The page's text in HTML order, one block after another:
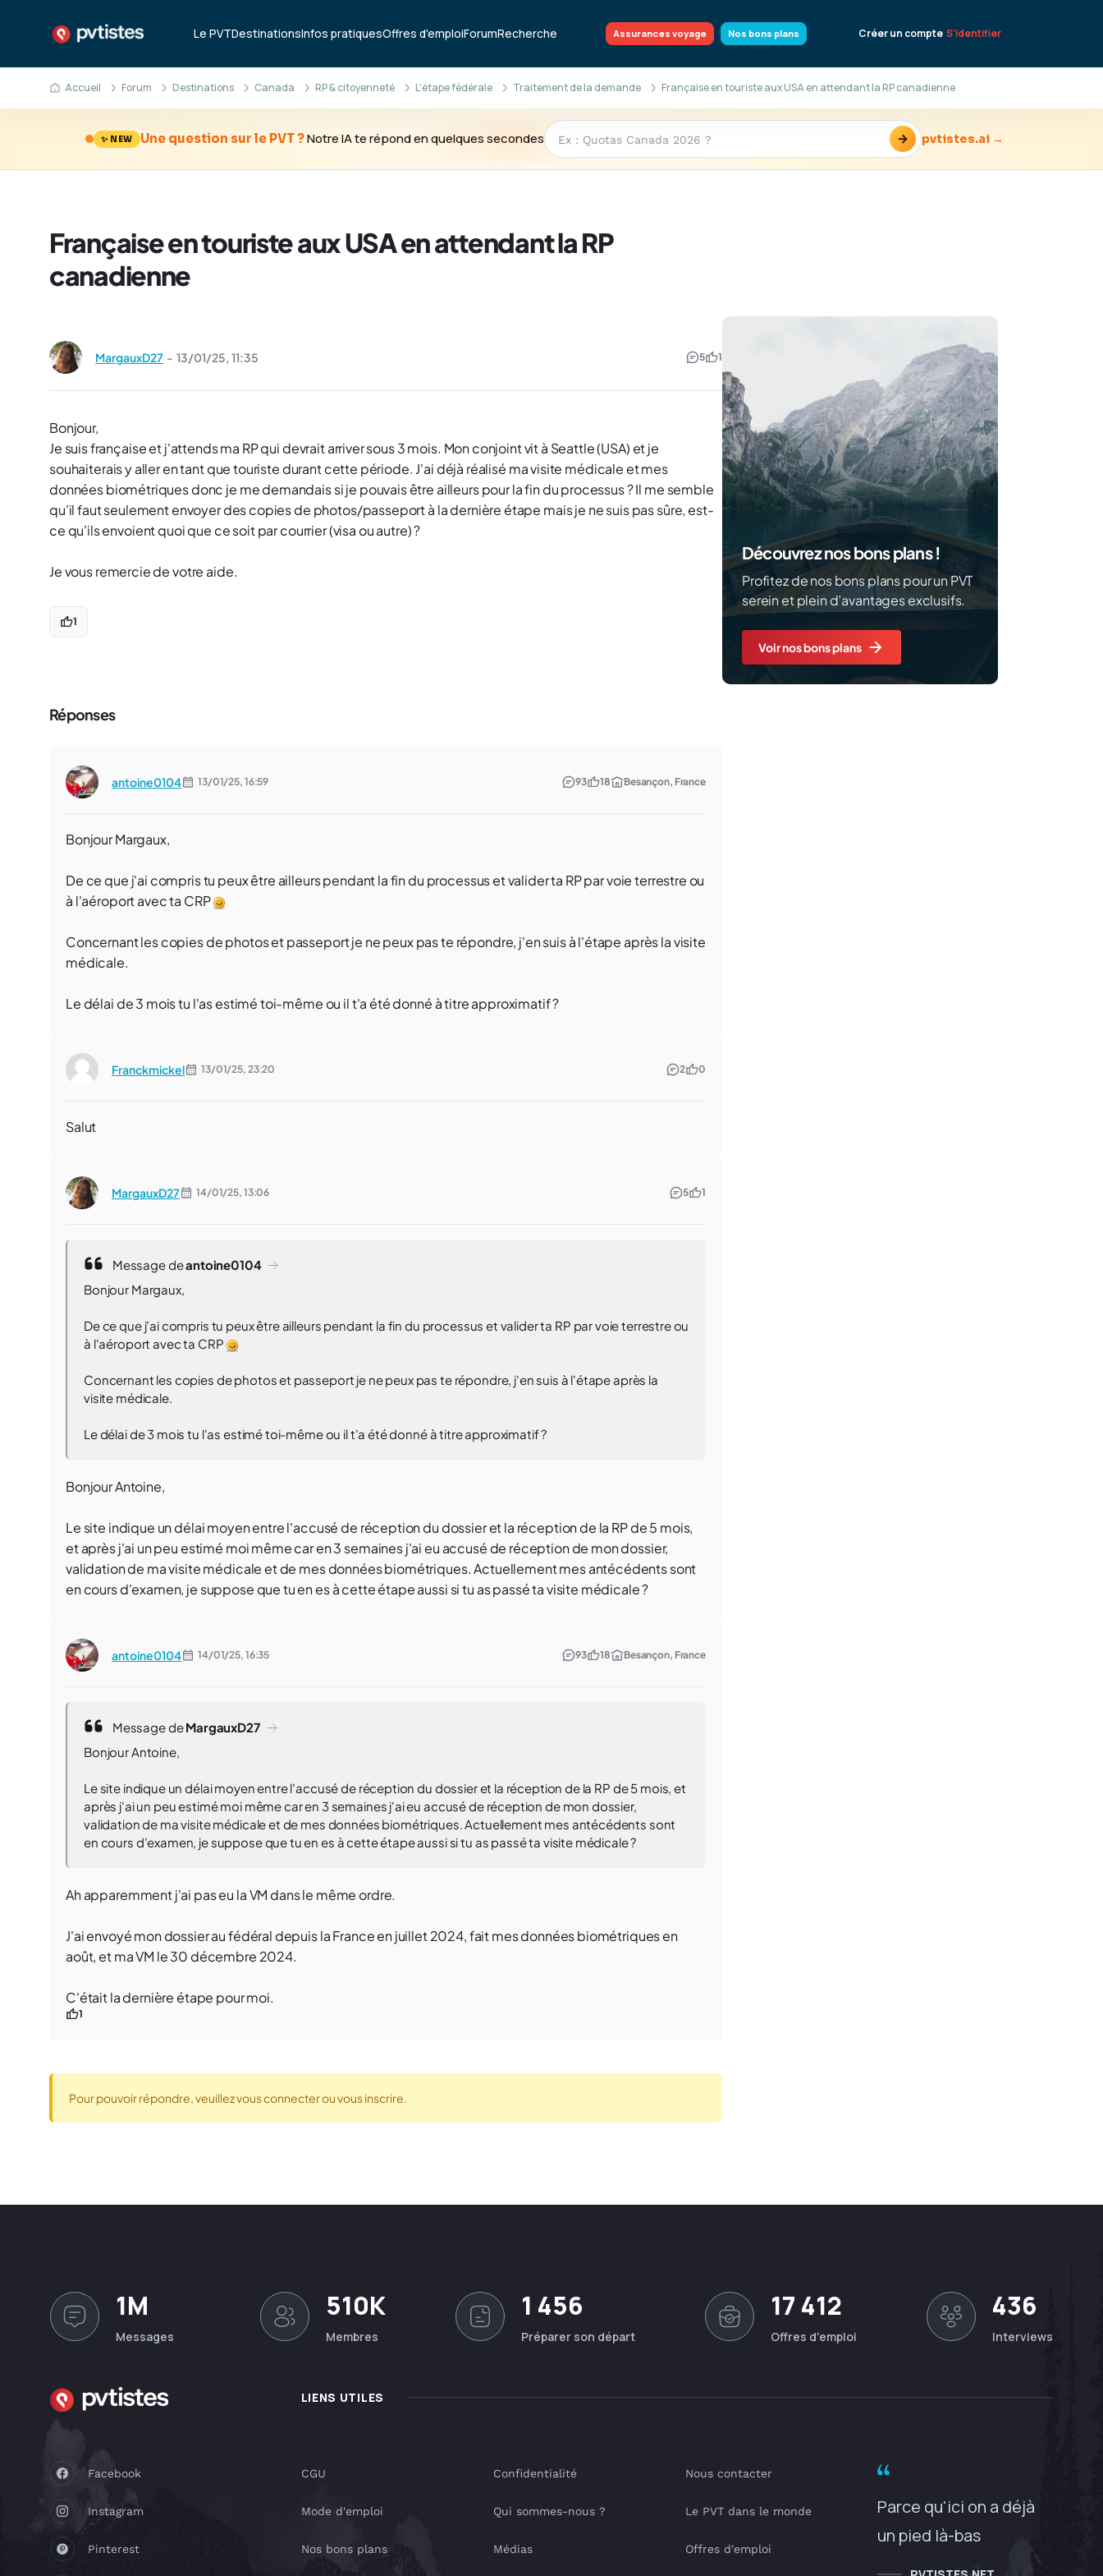
Le PVTDestinationsInfos pratiquesOffres d'emploiForumRecherche Assurances voyage Nos bons plans Créer un compte S'identifier
Accueil Forum Destinations Canada RP & citoyenneté L'étape fédérale Traitement de la demande Française en touriste aux USA en attendant la RP canadienne
✨ NEW Une question sur le PVT ?Notre IA te répond en quelques secondes → pvtistes.ai →
Française en touriste aux USA en attendant la RP
canadienne
MargauxD27 - 13/01/25, 11:35 5 1
Bonjour,
Je suis française et j'attends ma RP qui devrait arriver sous 3 mois. Mon conjoint vit à Seattle (USA) et je
souhaiterais y aller en tant que touriste durant cette période. J'ai déjà réalisé ma visite médicale et mes
données biométriques donc je me demandais si je pouvais être ailleurs pour la fin du processus ? Il me semble
qu'il faut seulement envoyer des copies de photos/passeport à la dernière étape mais je ne suis pas sûre, est-
ce qu'ils envoient quoi que ce soit par courrier (visa ou autre) ?
Je vous remercie de votre aide.
1
Réponses
antoine0104 13/01/25, 16:59 93 18 Besançon, France
Bonjour Margaux,
De ce que j'ai compris tu peux être ailleurs pendant la fin du processus et valider ta RP par voie terrestre ou
à l'aéroport avec ta CRP
Concernant les copies de photos et passeport je ne peux pas te répondre, j'en suis à l'étape après la visite
médicale.
Le délai de 3 mois tu l'as estimé toi-même ou il t'a été donné à titre approximatif ?
Franckmickel 13/01/25, 23:20 2 0
Salut
MargauxD27 14/01/25, 13:06 5 1
Message deantoine0104
Bonjour Margaux,
De ce que j'ai compris tu peux être ailleurs pendant la fin du processus et valider ta RP par voie terrestre ou
à l'aéroport avec ta CRP
Concernant les copies de photos et passeport je ne peux pas te répondre, j'en suis à l'étape après la
visite médicale.
Le délai de 3 mois tu l'as estimé toi-même ou il t'a été donné à titre approximatif ?
Bonjour Antoine,
Le site indique un délai moyen entre l'accusé de réception du dossier et la réception de la RP de 5 mois,
et après j'ai un peu estimé moi même car en 3 semaines j'ai eu accusé de réception de mon dossier,
validation de ma visite médicale et de mes données biométriques. Actuellement mes antécédents sont
en cours d'examen, je suppose que tu en es à cette étape aussi si tu as passé ta visite médicale ?
antoine0104 14/01/25, 16:35 93 18 Besançon, France
Message deMargauxD27
Bonjour Antoine,
Le site indique un délai moyen entre l'accusé de réception du dossier et la réception de la RP de 5 mois, et
après j'ai un peu estimé moi même car en 3 semaines j'ai eu accusé de réception de mon dossier,
validation de ma visite médicale et de mes données biométriques. Actuellement mes antécédents sont
en cours d'examen, je suppose que tu en es à cette étape aussi si tu as passé ta visite médicale ?
Ah apparemment j'ai pas eu la VM dans le même ordre.
J'ai envoyé mon dossier au fédéral depuis la France en juillet 2024, fait mes données biométriques en
août, et ma VM le 30 décembre 2024.
C'était la dernière étape pour moi.
1
Pour pouvoir répondre, veuillez vous connecter ou vous inscrire.
Découvrez nos bons plans !
Profitez de nos bons plans pour un PVT
serein et plein d’avantages exclusifs.
Voir nos bons plans
1M
Messages
510K
Membres
1 456
Préparer son départ
17 412
Offres d'emploi
436
Interviews
LIENS UTILES
Facebook
Instagram
Pinterest
CGU
Mode d'emploi
Nos bons plans
Confidentialité
Qui sommes-nous ?
Médias
Nous contacter
Le PVT dans le monde
Offres d'emploi
Parce qu'ici on a déjà
un pied là-bas